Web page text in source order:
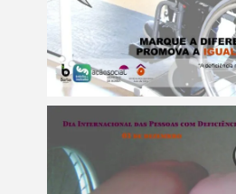
Categorias gerais